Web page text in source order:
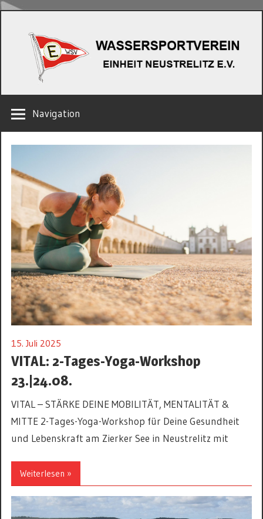
springen
NEUSTRELITZ
E.V.
Navigation
15. Juli 2025
VITAL: 2-Tages-Yoga-Workshop
23.|24.08.
VITAL – STÄRKE DEINE MOBILITÄT, MENTALITÄT &
MITTE 2-Tages-Yoga-Workshop für Deine Gesundheit
und Lebenskraft am Zierker See in Neustrelitz mit
Weiterlesen »